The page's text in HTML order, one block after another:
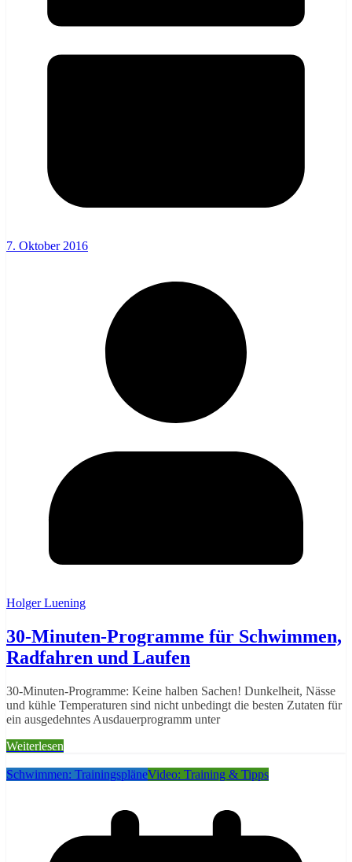
7. Oktober 2016
Holger Luening
30-Minuten-Programme für Schwimmen,
Radfahren und Laufen
30-Minuten-Programme: Keine halben Sachen! Dunkelheit, Nässe
und kühle Temperaturen sind nicht unbedingt die besten Zutaten für
ein ausgedehntes Ausdauerprogramm unter
Weiterlesen
Schwimmen: TrainingspläneVideo: Training & Tipps